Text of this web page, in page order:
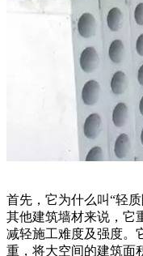
首先，它为什么叫“轻
其他建筑墙材来说，它
减轻施工难度及强度。
重，将大空间的建筑面